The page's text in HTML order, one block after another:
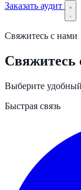
Заказать аудит
Свяжитесь с нами
Свяжитесь
Выберите
Быстрая связь